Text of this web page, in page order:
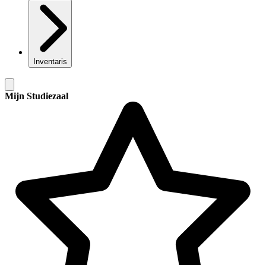
Inventaris
Mijn Studiezaal